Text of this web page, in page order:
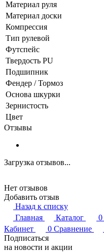
Материал руля
Материал доски
Компрессия
Тип рулевой
Футспейс
Твердость PU
Подшипник
Фендер / Тормоз
Основа шкурки
Зернистость
Цвет
Отзывы
Загрузка отзывов...
Нет отзывов
Добавить отзыв
Назад к списку
Главная
Каталог 0
Кабинет
0 Сравнение
Подписаться
на новости и акции